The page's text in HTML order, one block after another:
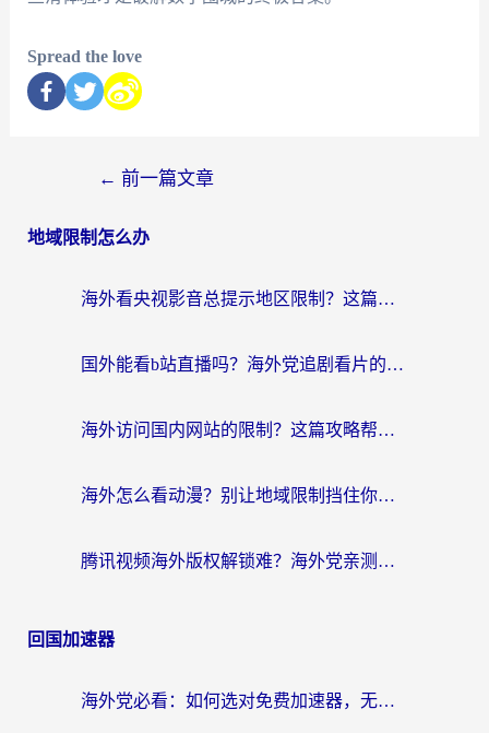
Spread the love
← 前一篇文章
地域限制怎么办
海外看央视影音总提示地区限制？这篇教你选对回国加速器，流畅追剧不踩坑
国外能看b站直播吗？海外党追剧看片的终极解决方案来了
海外访问国内网站的限制？这篇攻略帮你无缝解锁12306、12123和国内影音
海外怎么看动漫？别让地域限制挡住你的追番快乐
腾讯视频海外版权解锁难？海外党亲测：选对回国加速器，追剧观影零障碍
回国加速器
海外党必看：如何选对免费加速器，无缝访问国内资源不踩坑？